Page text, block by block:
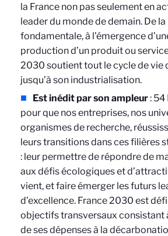
la France non pas seulement en
leader du monde de demain. De
fondamentale, à l’émergence
production d’un produit ou
2030 soutient tout le cycle de vie
jusqu’à son industrialisation.
Est inédit par son ampleur:
pour que nos entreprises, nos
organismes de recherche,
leurs transitions dans ces filières
: leur permettre de répondre de
aux défis écologiques et
vient, et faire émerger les futurs
d’excellence. France 2030 est
objectifs transversaux consistant
de ses dépenses à la